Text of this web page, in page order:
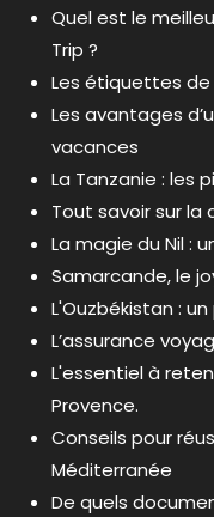
Quel est le
Trip ?
Les étiquettes
Les avantages
vacances
La Tanzanie : les
Tout savoir sur la
La magie du Nil :
Samarcande, le
L'Ouzbékistan :
L’assurance
L'essentiel à
Provence.
Conseils pour
Méditerranée
De quels